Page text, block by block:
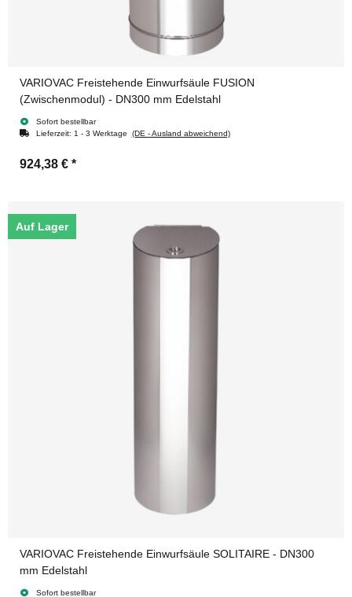
VARIOVAC Freistehende Einwurfsäule FUSION
(Zwischenmodul) - DN300 mm Edelstahl
Sofort bestellbar
Lieferzeit: 1 - 3 Werktage (DE - Ausland abweichend)
924,38 € *
Auf Lager
VARIOVAC Freistehende Einwurfsäule SOLITAIRE - DN300
mm Edelstahl
Sofort bestellbar